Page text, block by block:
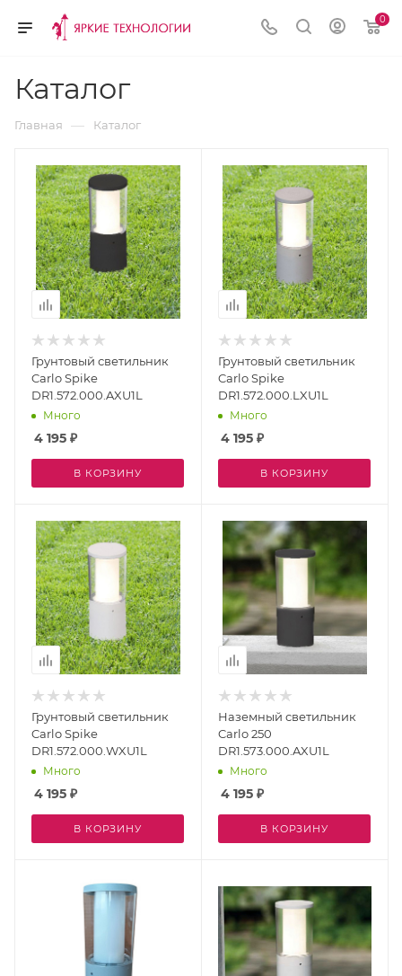
0
Каталог
Главная — Каталог
Грунтовый светильник
Carlo Spike
DR1.572.000.AXU1L
Много
4 195 ₽
В КОРЗИНУ
Грунтовый светильник
Carlo Spike
DR1.572.000.LXU1L
Много
4 195 ₽
В КОРЗИНУ
Грунтовый светильник
Carlo Spike
DR1.572.000.WXU1L
Много
4 195 ₽
В КОРЗИНУ
Наземный светильник
Carlo 250
DR1.573.000.AXU1L
Много
4 195 ₽
В КОРЗИНУ